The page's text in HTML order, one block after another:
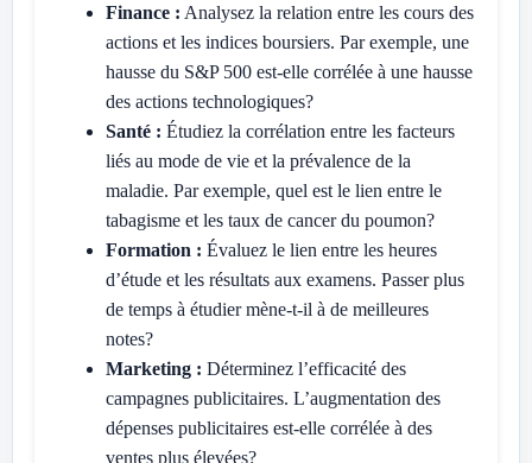
Finance : Analysez la relation entre les cours des
actions et les indices boursiers. Par exemple, une
hausse du S&P 500 est-elle corrélée à une hausse
des actions technologiques?
Santé : Étudiez la corrélation entre les facteurs
liés au mode de vie et la prévalence de la
maladie. Par exemple, quel est le lien entre le
tabagisme et les taux de cancer du poumon?
Formation : Évaluez le lien entre les heures
d’étude et les résultats aux examens. Passer plus
de temps à étudier mène-t-il à de meilleures
notes?
Marketing : Déterminez l’efficacité des
campagnes publicitaires. L’augmentation des
dépenses publicitaires est-elle corrélée à des
ventes plus élevées?